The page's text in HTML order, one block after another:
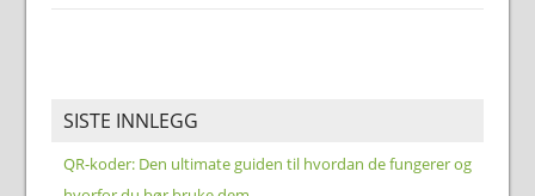
SISTE INNLEGG
QR-koder: Den ultimate guiden til hvordan de fungerer og